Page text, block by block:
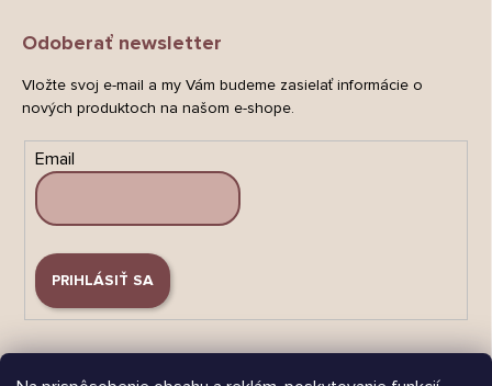
Odoberať newsletter
Vložte svoj e-mail a my Vám budeme zasielať informácie o
nových produktoch na našom e-shope.
Email
PRIHLÁSIŤ SA